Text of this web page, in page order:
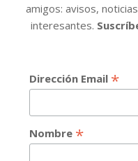
amigos: avisos,
interesantes.
Dirección Email *
Nombre *